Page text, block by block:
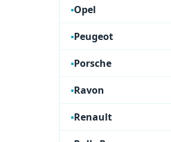
Opel
Peugeot
Porsche
Ravon
Renault